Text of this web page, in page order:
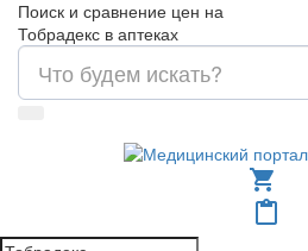
Поиск и сравнение цен на
Тобрадекс в аптеках
shopping_cart
content_paste